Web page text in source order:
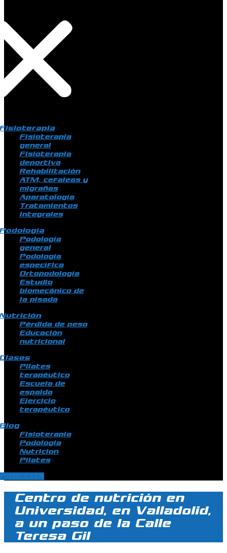
Fisioterapia
general
Fisioterapia
deportiva
Rehabilitación
ATM, cefaleas y
migrañas
Aparatología
Tratamientos
integrales
Podología
general
Podología
específica
Ortopodología
Estudio
biomecánico de
la pisada
Pérdida de peso
Educación
nutricional
Pilates
terapéutico
Escuela de
espalda
Ejercicio
terapéutico
Fisioterapia
Podologia
Nutricion
Pilates
Centro de nutrición en
Universidad, en Valladolid,
a un paso de la Calle
Teresa Gil